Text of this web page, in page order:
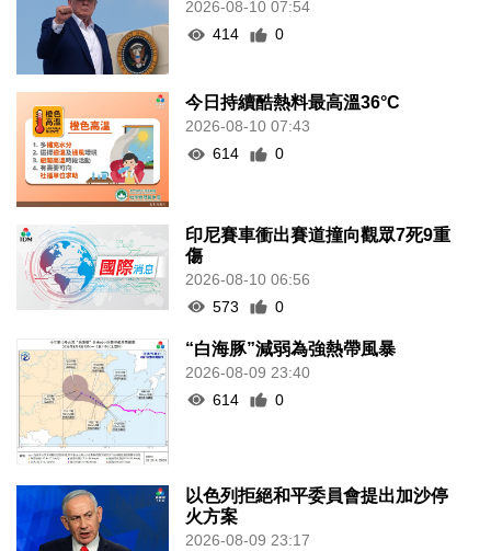
2026-08-10 07:54
414
0
今日持續酷熱料最高溫36°C
2026-08-10 07:43
614
0
印尼賽車衝出賽道撞向觀眾7死9重
傷
2026-08-10 06:56
573
0
“白海豚”減弱為強熱帶風暴
2026-08-09 23:40
614
0
以色列拒絕和平委員會提出加沙停
火方案
2026-08-09 23:17